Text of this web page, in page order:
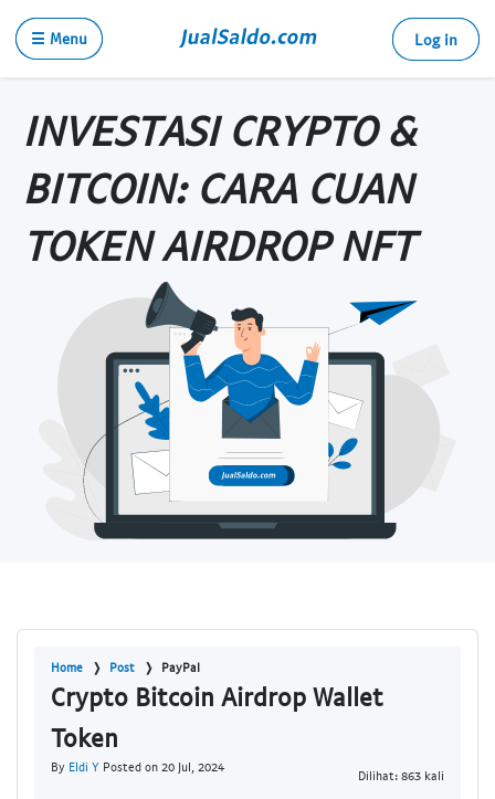
☰ Menu Log in
INVESTASI CRYPTO &
BITCOIN: CARA CUAN
TOKEN AIRDROP NFT
Home Post PayPal
Crypto Bitcoin Airdrop Wallet
Token
By Eldi Y Posted on 20 Jul, 2024
Dilihat: 863 kali